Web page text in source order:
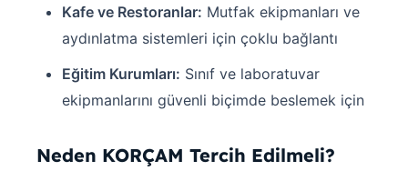
Kafe ve Restoranlar: Mutfak ekipmanları ve
aydınlatma sistemleri için çoklu bağlantı
Eğitim Kurumları: Sınıf ve laboratuvar
ekipmanlarını güvenli biçimde beslemek için
Neden KORÇAM Tercih Edilmeli?